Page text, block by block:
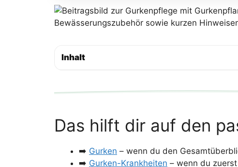
Inhalt
Das hilft dir auf den
➡️ Gurken – wenn du den
➡️ Gurken-Krankheiten – wenn du